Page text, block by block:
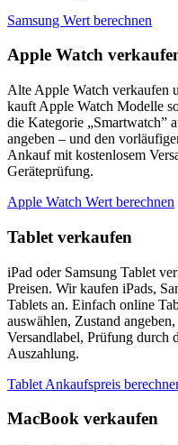
Samsung Wert berechnen
Apple Watch
Alte Apple Watch verkaufen
kauft Apple Watch Modelle
die Kategorie „Smartwatch”
angeben – und den
Ankauf mit kostenlosem
Geräteprüfung.
Apple Watch Wert berechnen
Tablet verkaufen
iPad oder Samsung Tablet
Preisen. Wir kaufen iPads,
Tablets an. Einfach online
auswählen, Zustand
Versandlabel, Prüfung durch
Auszahlung.
Tablet Ankaufspreis
MacBook verkaufen